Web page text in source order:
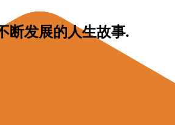
断发展的人生故事.